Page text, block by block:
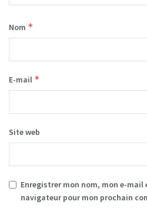
Nom *
E-mail *
Site web
Enregistrer mon nom, mon e-mail
navigateur pour mon prochain